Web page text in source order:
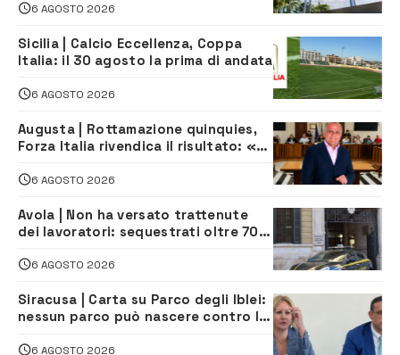
6 AGOSTO 2026
Sicilia | Calcio Eccellenza, Coppa
Italia: il 30 agosto la prima di andata
6 AGOSTO 2026
Augusta | Rottamazione quinquies,
Forza Italia rivendica il risultato: «La
6 AGOSTO 2026
Avola | Non ha versato trattenute
dei lavoratori: sequestrati oltre 700
climatizzazione
6 AGOSTO 2026
Siracusa | Carta su Parco degli Iblei:
nessun parco può nascere contro le
6 AGOSTO 2026